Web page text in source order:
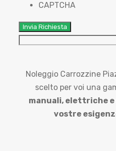
CAPTCHA
Noleggio Carrozzine
scelto per voi una
manuali,elettriche e
vostre